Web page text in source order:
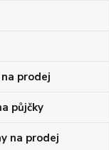
prodej
půjčky
na prodej